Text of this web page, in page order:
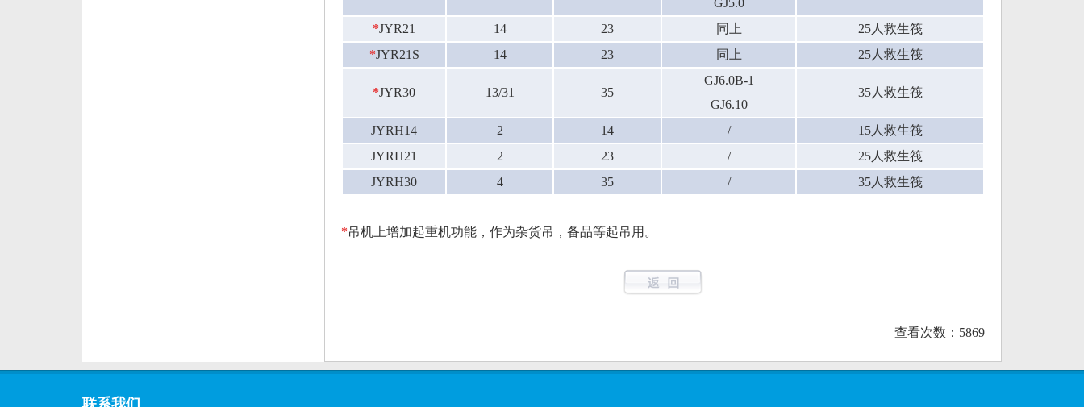
GJ5.0
*JYR21 14 23 同上 25人救生筏
*JYR21S 14 23 同上 25人救生筏
*JYR30 13/31 35
GJ6.0B-1
GJ6.10
35人救生筏
JYRH14 2 14 / 15人救生筏
JYRH21
2 23 / 25人救生筏
JYRH30
4 35 / 35人救生筏
*吊机上增加起重机功能，作为杂货吊，备品等起吊用。
| 查看次数： 5869
联系我们